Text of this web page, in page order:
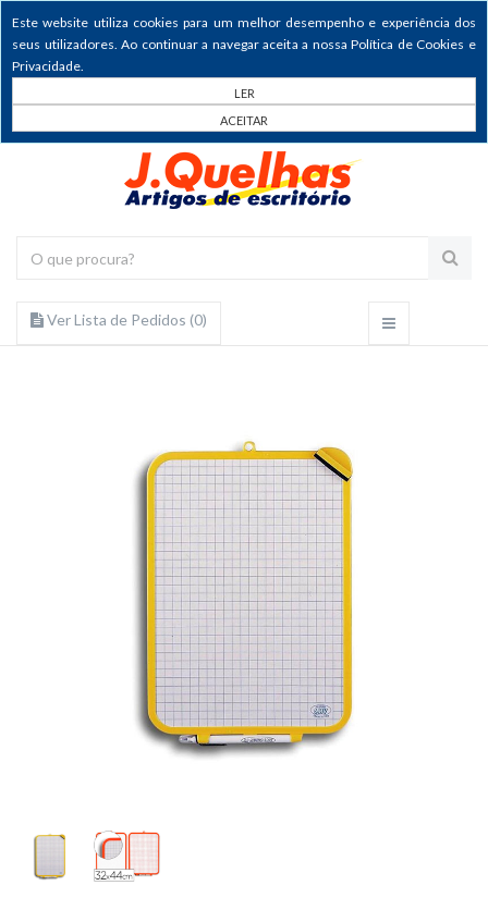
Este website utiliza cookies para um melhor desempenho e experiência dos
seus utilizadores. Ao continuar a navegar aceita a nossa Política de Cookies e
Privacidade.
LER
ACEITAR
Ver Lista de Pedidos (0)